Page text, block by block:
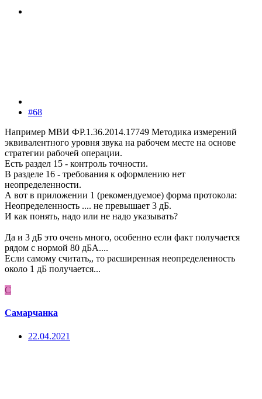
#68
Например МВИ ФР.1.36.2014.17749 Методика измерений
эквивалентного уровня звука на рабочем месте на основе
стратегии рабочей операции.
Есть раздел 15 - контроль точности.
В разделе 16 - требования к оформлению нет
неопределенности.
А вот в приложении 1 (рекомендуемое) форма протокола:
Неопределенность .... не превышает 3 дБ.
И как понять, надо или не надо указывать?
Да и 3 дБ это очень много, особенно если факт получается
рядом с нормой 80 дБА....
Если самому считать,, то расширенная неопределенность
около 1 дБ получается...
С
Самарчанка
22.04.2021